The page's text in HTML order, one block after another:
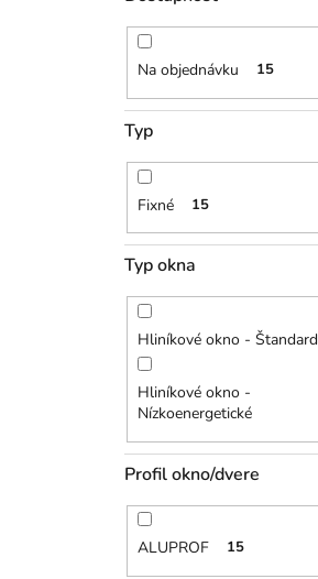
Na objednávku 15
Typ
Fixné 15
Typ okna
Hliníkové okno - Štandard
Hliníkové okno -
Nízkoenergetické
Profil okno/dvere
ALUPROF 15